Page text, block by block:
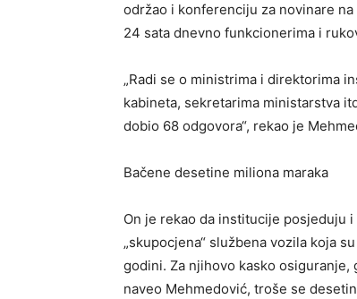
održao i konferenciju za novinare
24 sata dnevno funkcionerima i
„Radi se o ministrima i direktorima
kabineta, sekretarima ministarstva
dobio 68 odgovora“, rekao je
Bačene desetine miliona maraka
On je rekao da institucije posjeduju
„skupocjena“ službena vozila koja
godini. Za njihovo kasko
naveo Mehmedović, troše se